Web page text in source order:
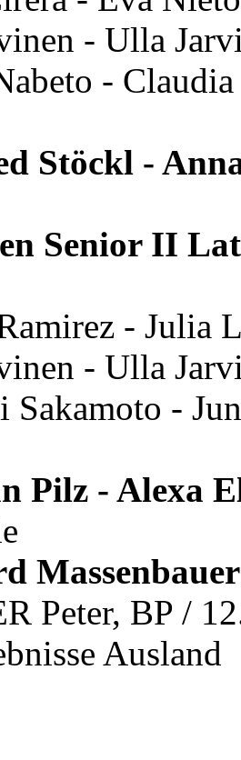
- Ulla
- Claudia
Stöckl -
Senior II
- Julia
- Ulla
-
Pilz - Alexa
Peter, BP /
Ausland